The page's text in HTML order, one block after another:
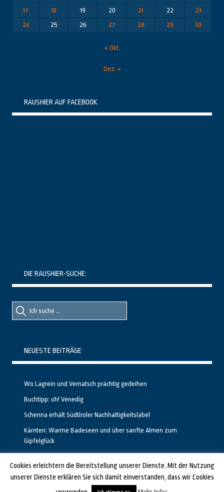
17
18 19 20 21 22
23
24
25 26 27 28 29 30
« Okt.
Dez. »
RAUSHIER AUF FACEBOOK
DIE RAUSHIER-SUCHE:
Suche
nach::
Suche
nach:
NEUESTE BEITRÄGE
Wo Lagrein und Vernatsch prächtig gedeihen
Buchtipp: oh! Venedig
Schenna erhält Südtiroler Nachhaltigkeitslabel
Kärnten: Warme Badeseen und über sanfte Almen zum
Gipfelglück
GESTALTET UND PROGRAMMIERT VON ALBERTO & FRANZ BEI LUCID.BERLIN
Cookies erleichtern die Bereitstellung unserer Dienste. Mit der Nutzung
unserer Dienste erklären Sie sich damit einverstanden, dass wir Cookies